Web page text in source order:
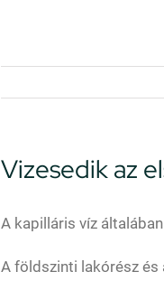
Vizesedik az
A kapilláris víz
A földszinti lakórész és